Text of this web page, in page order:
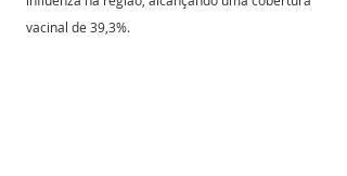
vacinal de 39,3%.